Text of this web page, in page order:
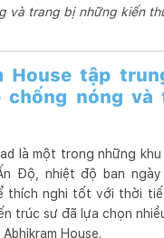
và trang bị những kiến
House tập
chống nóng và
là một trong những
Độ, nhiệt độ ban ngày
thích nghi tốt với thời
trúc sư đã lựa chọn
House.